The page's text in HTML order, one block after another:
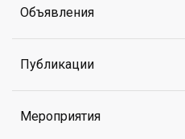
Объявления
Публикации
Мероприятия